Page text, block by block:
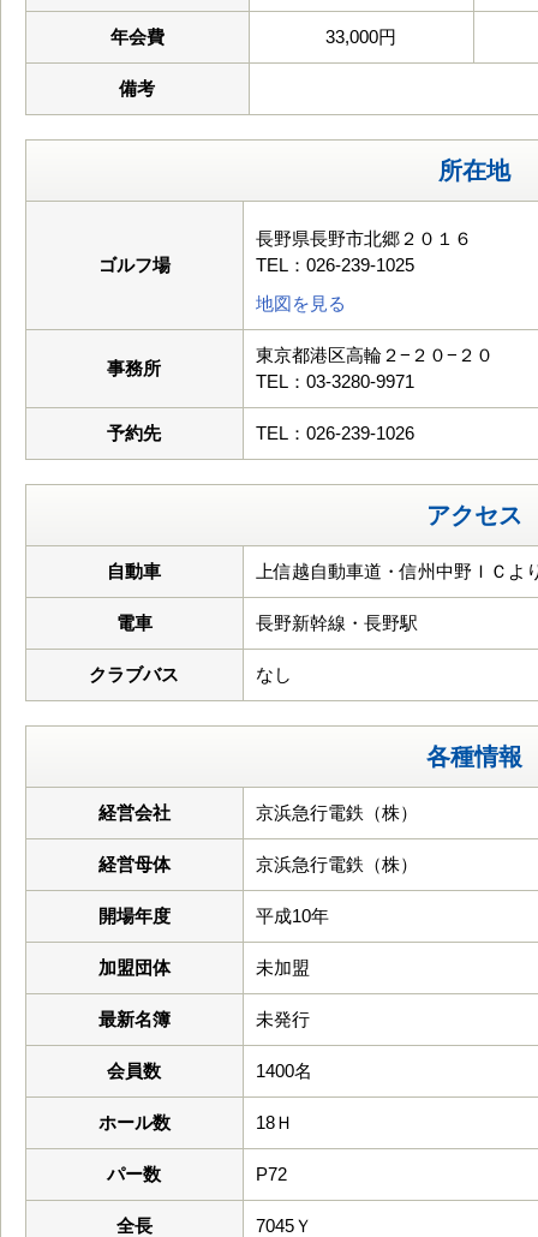
年会費 33,000円
備考
所在地
ゴルフ場
長野県長野市北郷２０１６
TEL：026-239-1025
地図を見る
事務所
東京都港区高輪２−２０−２０
TEL：03-3280-9971
予約先 TEL：026-239-1026
アクセス
自動車 上信越自動車道・信州中野ＩＣよ
電車 長野新幹線・長野駅
クラブバス なし
各種情報
経営会社 京浜急行電鉄（株）
経営母体 京浜急行電鉄（株）
開場年度 平成10年
加盟団体 未加盟
最新名簿 未発行
会員数 1400名
ホール数 18Ｈ
パー数 P72
全長 7045Ｙ